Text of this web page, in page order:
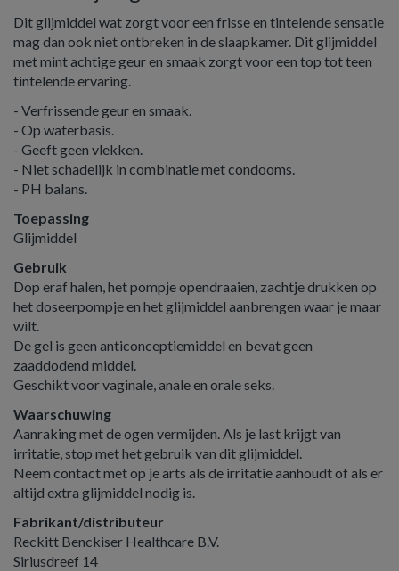
Dit glijmiddel wat zorgt voor een frisse en tintelende sensatie
mag dan ook niet ontbreken in de slaapkamer. Dit glijmiddel
met mint achtige geur en smaak zorgt voor een top tot teen
tintelende ervaring.
- Verfrissende geur en smaak.
- Op waterbasis.
- Geeft geen vlekken.
- Niet schadelijk in combinatie met condooms.
- PH balans.
Toepassing
Glijmiddel
Gebruik
Dop eraf halen, het pompje opendraaien, zachtje drukken op
het doseerpompje en het glijmiddel aanbrengen waar je maar
wilt.
De gel is geen anticonceptiemiddel en bevat geen
zaaddodend middel.
Geschikt voor vaginale, anale en orale seks.
Waarschuwing
Aanraking met de ogen vermijden. Als je last krijgt van
irritatie, stop met het gebruik van dit glijmiddel.
Neem contact met op je arts als de irritatie aanhoudt of als er
altijd extra glijmiddel nodig is.
Fabrikant/distributeur
Reckitt Benckiser Healthcare B.V.
Siriusdreef 14